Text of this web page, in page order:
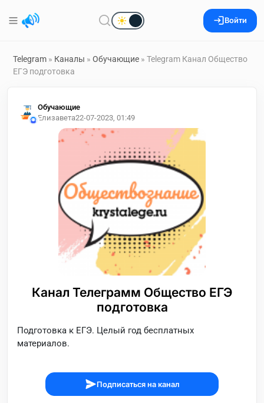
Войти
Telegram » Каналы » Обучающие » Telegram Канал Общество
ЕГЭ подготовка
Обучающие
Елизавета22-07-2023, 01:49
Канал Телеграмм Общество ЕГЭ
подготовка
Подготовка к ЕГЭ. Целый год бесплатных
материалов.
Подписаться на канал